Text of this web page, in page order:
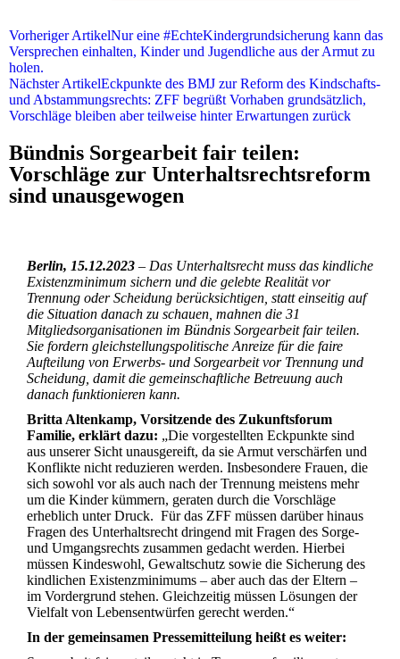
Vorheriger ArtikelNur eine #EchteKindergrundsicherung kann das
Versprechen einhalten, Kinder und Jugendliche aus der Armut zu
holen.
Nächster ArtikelEckpunkte des BMJ zur Reform des Kindschafts-
und Abstammungsrechts: ZFF begrüßt Vorhaben grundsätzlich,
Vorschläge bleiben aber teilweise hinter Erwartungen zurück
Bündnis Sorgearbeit fair teilen:
Vorschläge zur Unterhaltsrechtsreform
sind unausgewogen
Berlin, 15.12.2023 – Das Unterhaltsrecht muss das kindliche
Existenzminimum sichern und die gelebte Realität vor
Trennung oder Scheidung berücksichtigen, statt einseitig auf
die Situation danach zu schauen, mahnen die 31
Mitgliedsorganisationen im Bündnis Sorgearbeit fair teilen.
Sie fordern gleichstellungspolitische Anreize für die faire
Aufteilung von Erwerbs- und Sorgearbeit vor Trennung und
Scheidung, damit die gemeinschaftliche Betreuung auch
danach funktionieren kann.
Britta Altenkamp, Vorsitzende des Zukunftsforum
Familie, erklärt dazu: „Die vorgestellten Eckpunkte sind
aus unserer Sicht unausgereift, da sie Armut verschärfen und
Konflikte nicht reduzieren werden. Insbesondere Frauen, die
sich sowohl vor als auch nach der Trennung meistens mehr
um die Kinder kümmern, geraten durch die Vorschläge
erheblich unter Druck. Für das ZFF müssen darüber hinaus
Fragen des Unterhaltsrecht dringend mit Fragen des Sorge-
und Umgangsrechts zusammen gedacht werden. Hierbei
müssen Kindeswohl, Gewaltschutz sowie die Sicherung des
kindlichen Existenzminimums – aber auch das der Eltern –
im Vordergrund stehen. Gleichzeitig müssen Lösungen der
Vielfalt von Lebensentwürfen gerecht werden.“
In der gemeinsamen Pressemitteilung heißt es weiter: